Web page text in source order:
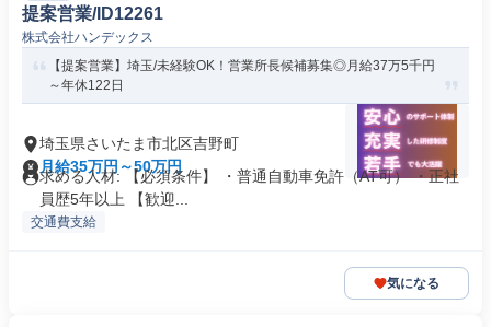
提案営業/ID12261
株式会社ハンデックス
【提案営業】埼玉/未経験OK！営業所長候補募集◎月給37万5千円
～年休122日
埼玉県さいたま市北区吉野町
月給35万円～50万円
求める人材: 【必須条件】 ・普通自動車免許（AT可） ・正社
員歴5年以上 【歓迎...
交通費支給
気になる